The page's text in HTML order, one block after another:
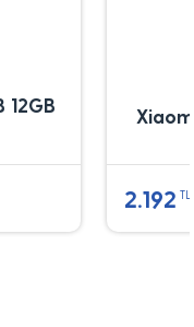
12GB
2.192